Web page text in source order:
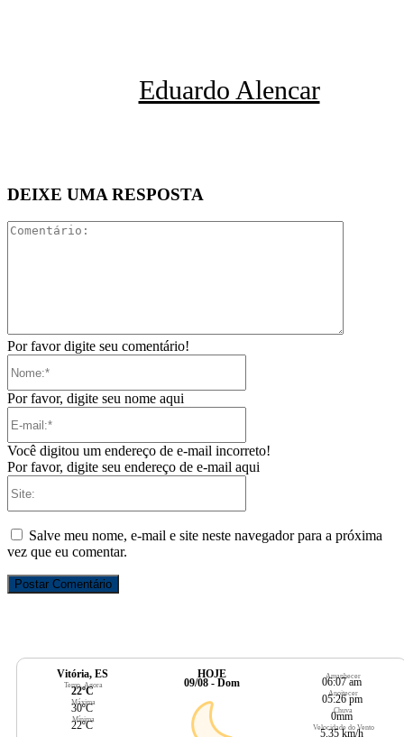
Eduardo Alencar
DEIXE UMA RESPOSTA
Por favor digite seu comentário!
Por favor, digite seu nome aqui
Você digitou um endereço de e-mail incorreto!
Por favor, digite seu endereço de e-mail aqui
Salve meu nome, e-mail e site neste navegador para a próxima
vez que eu comentar.
Vitória, ES
Temp. Agora
22ºC
Máxima
30ºC
Mínima
22ºC
HOJE
09/08 - Dom
Amanhecer
06:07 am
Anoitecer
05:26 pm
Chuva
0mm
Velocidade do Vento
5.35 km/h